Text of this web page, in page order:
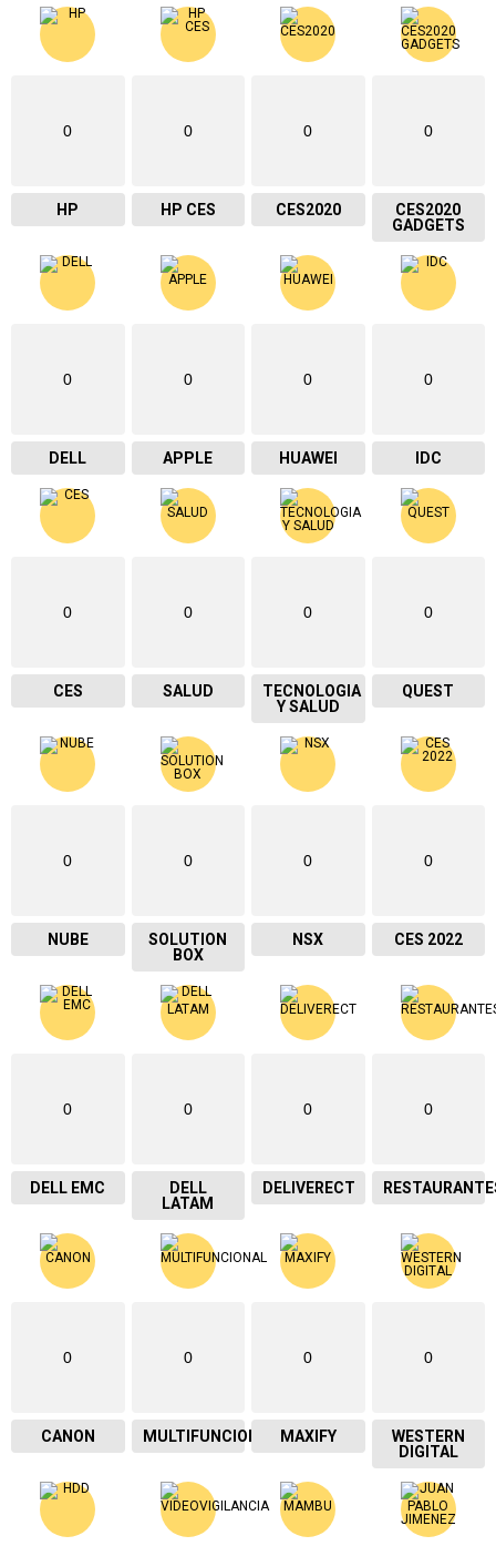
0
HP
0
HP CES
0
CES2020
0
CES2020
GADGETS
0
DELL
0
APPLE
0
HUAWEI
0
IDC
0
CES
0
SALUD
0
TECNOLOGIA
Y SALUD
0
QUEST
0
NUBE
0
SOLUTION
BOX
0
NSX
0
CES 2022
0
DELL EMC
0
DELL
LATAM
0
DELIVERECT
0
0
CANON
0
MULTIFUNCIONAL
0
MAXIFY
0
WESTERN
DIGITAL